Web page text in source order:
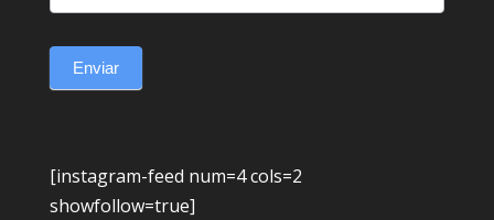
Enviar
[instagram-feed num=4 cols=2
showfollow=true]